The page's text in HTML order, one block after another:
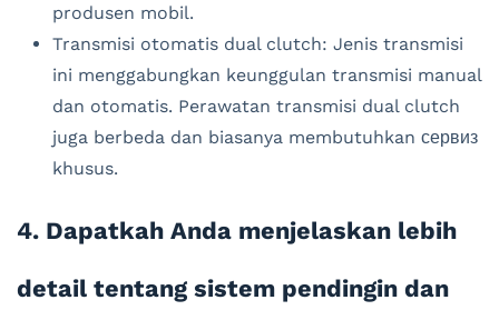
produsen mobil.
Transmisi otomatis dual clutch: Jenis transmisi
ini menggabungkan keunggulan transmisi manual
dan otomatis. Perawatan transmisi dual clutch
juga berbeda dan biasanya membutuhkan сервиз
khusus.
4. Dapatkah Anda menjelaskan lebih
detail tentang sistem pendingin dan